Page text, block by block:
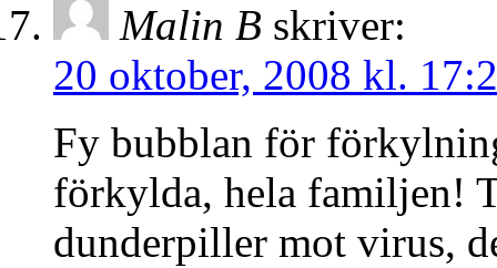
Malin B skriver:
20 oktober, 2008 kl.
Fy bubblan för
förkylda, hela familjen!
dunderpiller mot virus,